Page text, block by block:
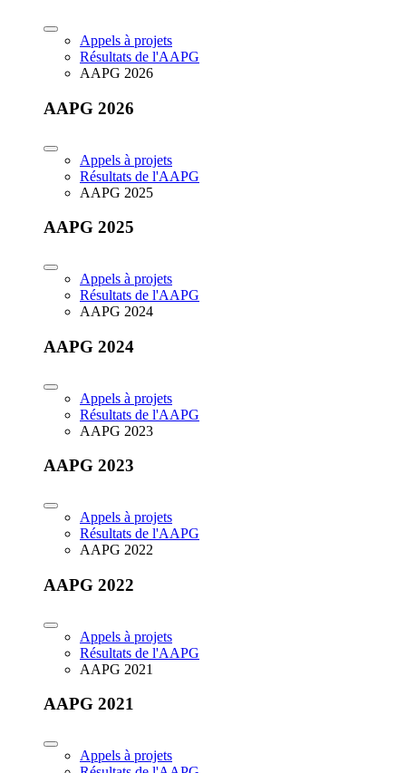
Appels à projets
Résultats de l'AAPG
AAPG 2026
AAPG 2026
Appels à projets
Résultats de l'AAPG
AAPG 2025
AAPG 2025
Appels à projets
Résultats de l'AAPG
AAPG 2024
AAPG 2024
Appels à projets
Résultats de l'AAPG
AAPG 2023
AAPG 2023
Appels à projets
Résultats de l'AAPG
AAPG 2022
AAPG 2022
Appels à projets
Résultats de l'AAPG
AAPG 2021
AAPG 2021
Appels à projets